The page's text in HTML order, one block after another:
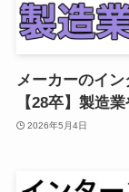
メーカーのイ
【28卒】製造
2026年5月4日